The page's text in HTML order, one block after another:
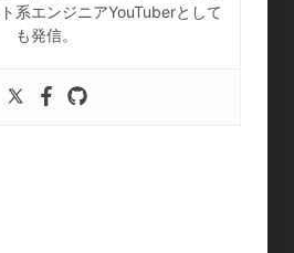
系エンジニアYouTuberとして
も発信。